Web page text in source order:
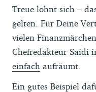
Treue lohnt sich –
gelten. Für Deine
vielen
Chefredakteur Saidi
einfach aufräumt.
Ein gutes Beispiel